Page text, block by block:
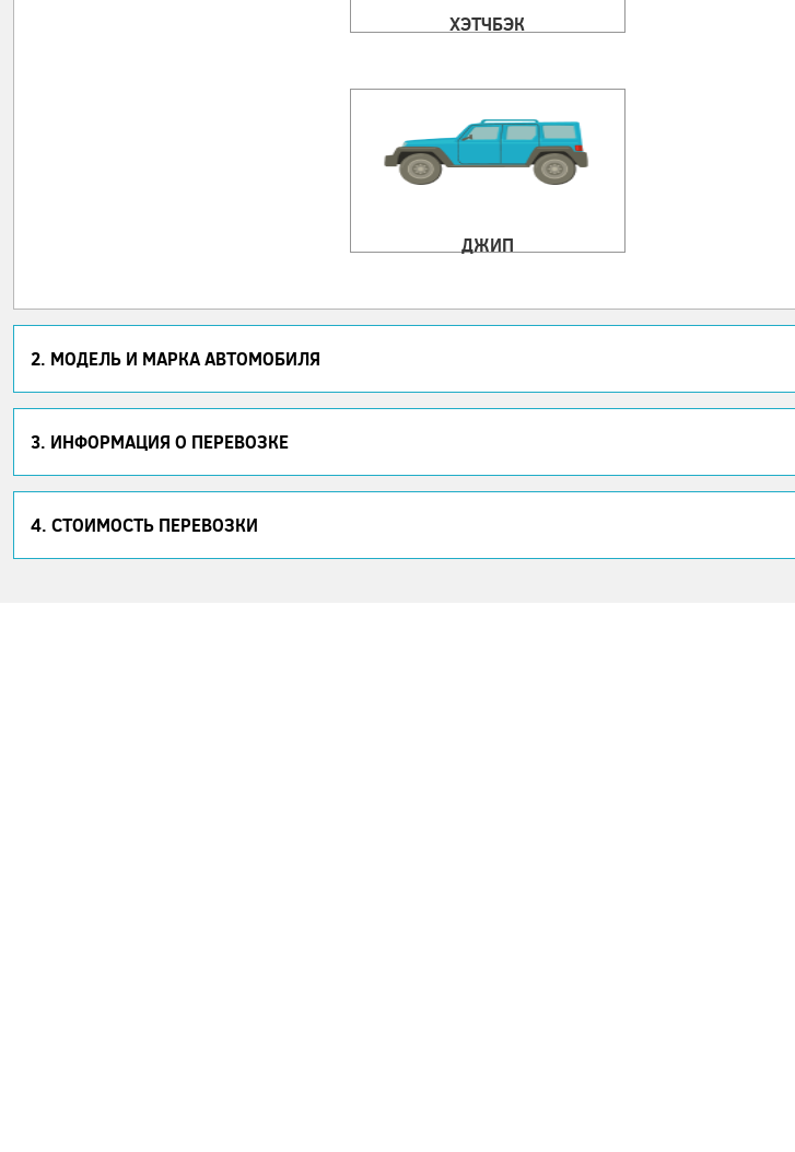
ХЭТЧБЭК
ДЖИП
2. МОДЕЛЬ И МАРКА АВТОМОБИЛЯ
3. ИНФОРМАЦИЯ О ПЕРЕВОЗКЕ
4. СТОИМОСТЬ ПЕРЕВОЗКИ